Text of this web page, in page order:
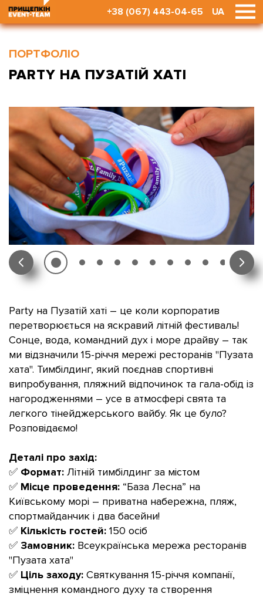
+38 (067) 443-04-65 UA
ПОРТФОЛІО
PARTY НА ПУЗАТІЙ ХАТІ
Party на Пузатій хаті – це коли корпоратив
перетворюється на яскравий літній фестиваль!
Сонце, вода, командний дух і море драйву – так
ми відзначили 15-річчя мережі ресторанів "Пузата
хата". Тимбілдинг, який поєднав спортивні
випробування, пляжний відпочинок та гала-обід із
нагородженнями – усе в атмосфері свята та
легкого тінейджерського вайбу. Як це було?
Розповідаємо!
Деталі про захід:
✅ Формат: Літній тимбілдинг за містом
✅ Місце проведення: “База Лесна” на
Київському морі – приватна набережна, пляж,
спортмайданчик і два басейни!
✅ Кількість гостей: 150 осіб
✅ Замовник: Всеукраїнська мережа ресторанів
"Пузата хата"
✅ Ціль заходу: Святкування 15-річчя компанії,
зміцнення командного духу та створення